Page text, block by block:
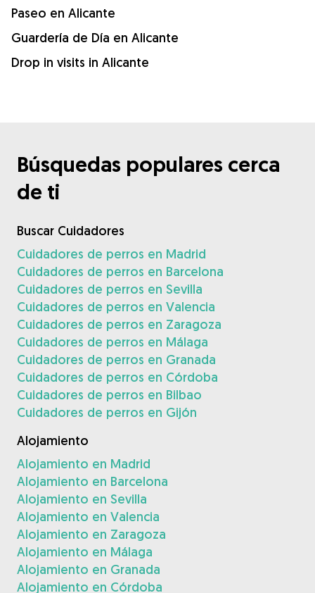
Paseo en Alicante
Guardería de Día en Alicante
Drop in visits in Alicante
Búsquedas populares cerca
de ti
Buscar Cuidadores
Cuidadores de perros en Madrid
Cuidadores de perros en Barcelona
Cuidadores de perros en Sevilla
Cuidadores de perros en Valencia
Cuidadores de perros en Zaragoza
Cuidadores de perros en Málaga
Cuidadores de perros en Granada
Cuidadores de perros en Córdoba
Cuidadores de perros en Bilbao
Cuidadores de perros en Gijón
Alojamiento
Alojamiento en Madrid
Alojamiento en Barcelona
Alojamiento en Sevilla
Alojamiento en Valencia
Alojamiento en Zaragoza
Alojamiento en Málaga
Alojamiento en Granada
Alojamiento en Córdoba